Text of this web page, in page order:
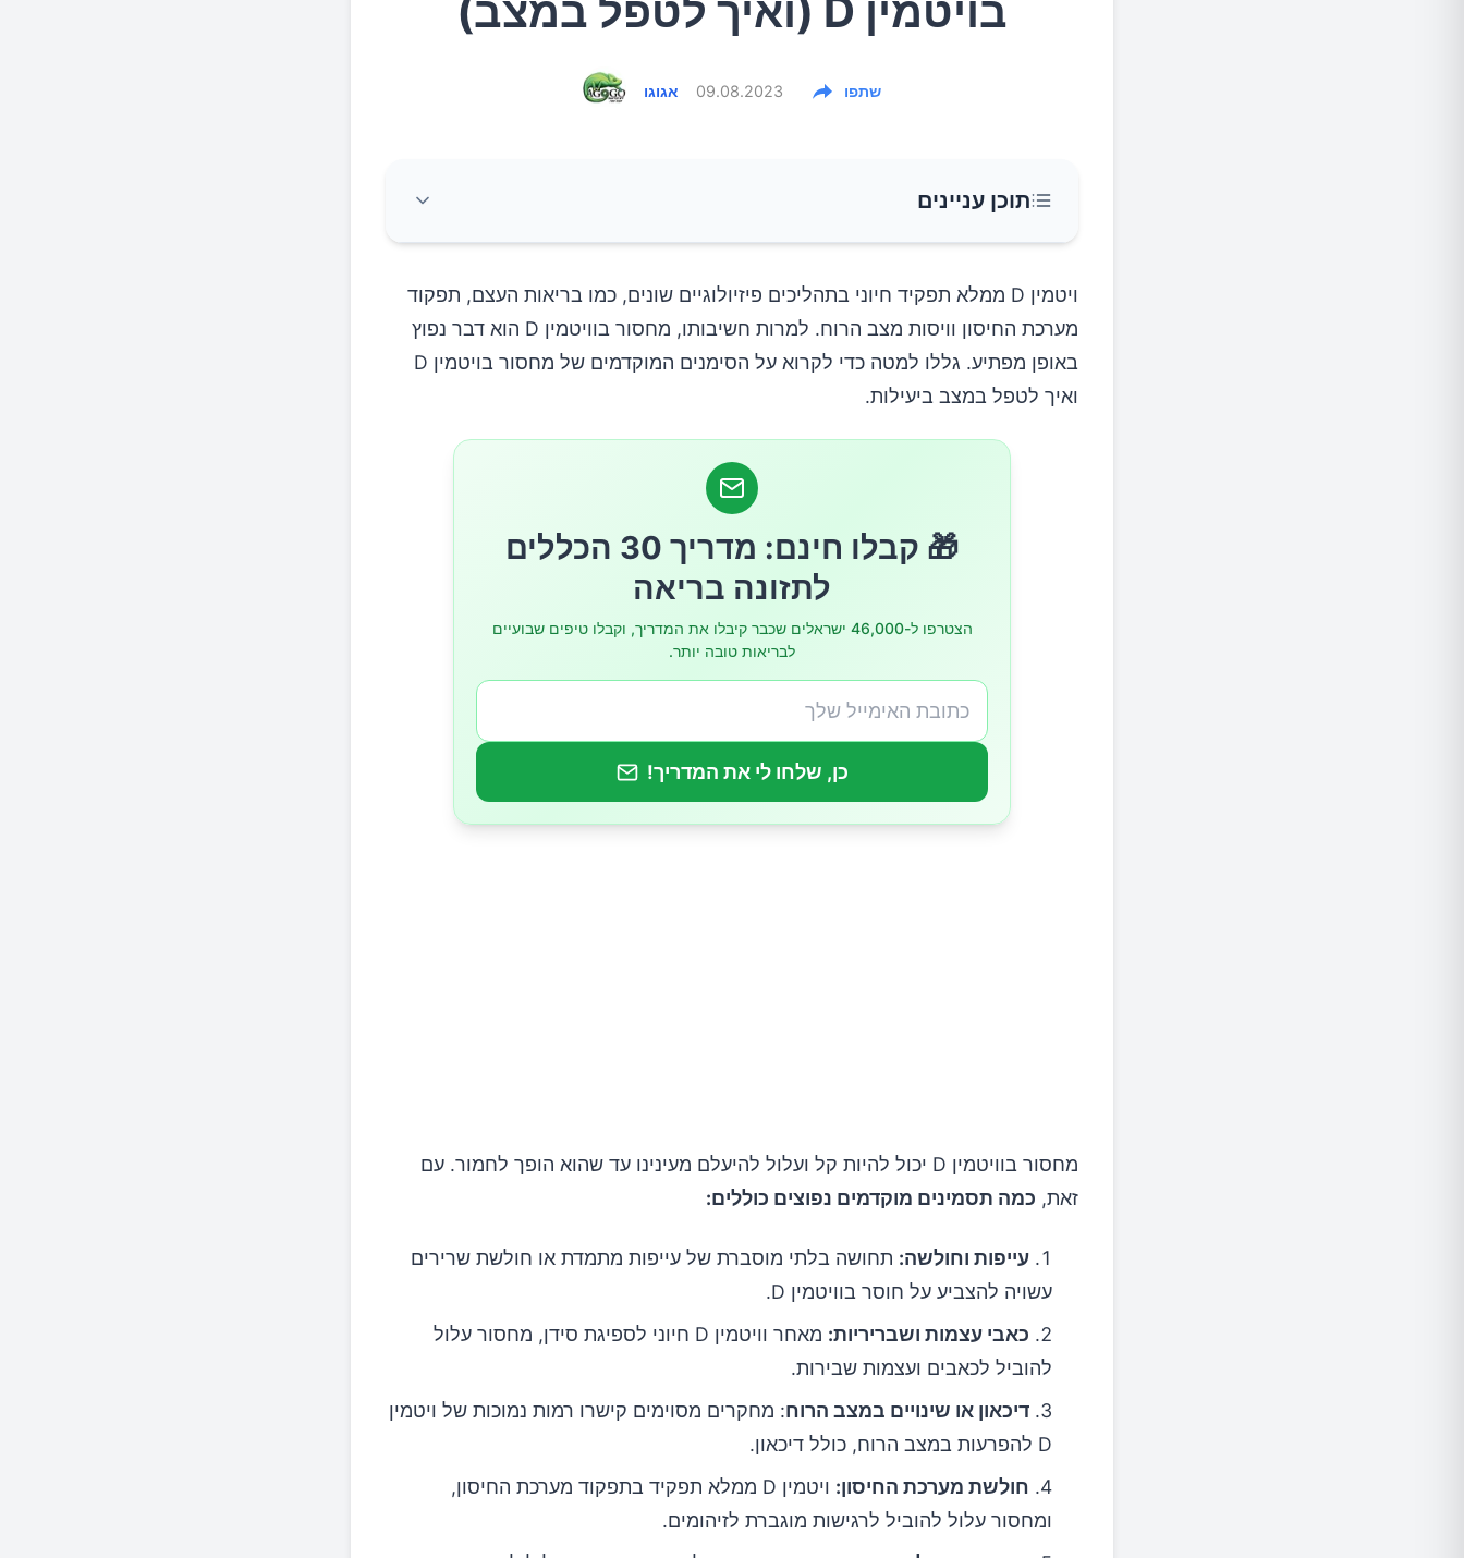
בויטמין D (ואיך לטפל במצב)
אגוגו 09.08.2023 שתפו
תוכן עניינים
אבחון וטיפול
1.התייעצו עם הרופא שלכם
לסיכום
ויטמין D ממלא תפקיד חיוני בתהליכים פיזיולוגיים שונים, כמו בריאות העצם, תפקוד
מערכת החיסון וויסות מצב הרוח. למרות חשיבותו, מחסור בוויטמין D הוא דבר נפוץ
באופן מפתיע. גללו למטה כדי לקרוא על הסימנים המוקדמים של מחסור בויטמין D
ואיך לטפל במצב ביעילות.
🎁 קבלו חינם: מדריך 30 הכללים
לתזונה בריאה
הצטרפו ל-46,000 ישראלים שכבר קיבלו את המדריך, וקבלו טיפים שבועיים
לבריאות טובה יותר.
כן, שלחו לי את המדריך!
מחסור בוויטמין D יכול להיות קל ועלול להיעלם מעינינו עד שהוא הופך לחמור. עם
זאת, כמה תסמינים מוקדמים נפוצים כוללים:
עייפות וחולשה: תחושה בלתי מוסברת של עייפות מתמדת או חולשת שרירים
עשויה להצביע על חוסר בוויטמין D.
כאבי עצמות ושבריריות:
מאחר וויטמין D חיוני לספיגת סידן, מחסור עלול
להוביל לכאבים ועצמות שבירות.
דיכאון או שינויים במצב הרוח: מחקרים מסוימים קישרו רמות נמוכות של ויטמין
D להפרעות במצב הרוח, כולל דיכאון.
חולשת מערכת החיסון:
ויטמין D ממלא תפקיד בתפקוד מערכת החיסון,
ומחסור עלול להוביל לרגישות מוגברת לזיהומים.